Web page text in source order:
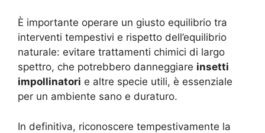
È importante operare un giusto equilibrio tra
interventi tempestivi e rispetto dell’equilibrio
naturale: evitare trattamenti chimici di largo
spettro, che potrebbero danneggiare insetti
impollinatori e altre specie utili, è essenziale
per un ambiente sano e duraturo.
In definitiva, riconoscere tempestivamente la